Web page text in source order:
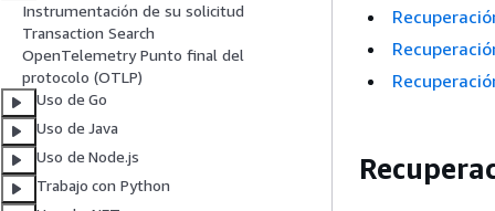
Instrumentación de su solicitud
Transaction Search
OpenTelemetry Punto final del
protocolo (OTLP)
Uso de Go
Uso de Java
Uso de Node.js
Trabajo con Python